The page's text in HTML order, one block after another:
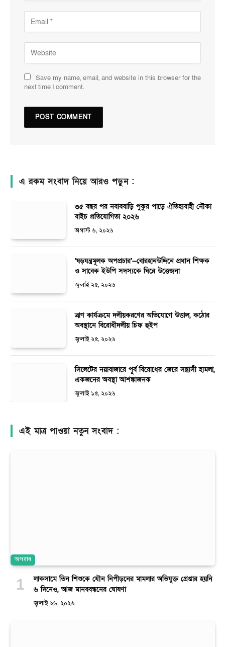
Save my name, email, and website in this browser for the
next time I comment.
এ রকম সংবাদ নিয়ে আরও পড়ুন :
৩৫ বছর পর নবাববাড়ি পুকুর পাড়ে ঐতিহ্যবাহী নৌকা
বাইচ প্রতিযোগিতা ২০২৬
অগাস্ট ৬, ২০২৬
‘ষড়যন্ত্রমূলক অপপ্রচার’—বোরহানউদ্দিনে প্রধান শিক্ষক
ও সাবেক ইউপি সদস্যকে ঘিরে উত্তেজনা
জুলাই ২৫, ২০২৬
ত্রাণ কার্যক্রমে দলীয়করণের অভিযোগে উত্তাল, কঠোর
অবস্থানে বিরোধীদলীয় চিফ হুইপ
জুলাই ২৫, ২০২৬
সিলেটের নয়াবাজারে পূর্ব বিরোধের জেরে সন্ত্রাসী হামলা,
একজনের অবস্থা আশঙ্কাজনক
জুলাই ১৫, ২০২৬
এই মাত্র পাওয়া নতুন সংবাদ :
অপরাধ
লাকসামে তিন শিশুকে যৌন নিপীড়নের মামলার অভিযুক্ত গ্রেপ্তার হয়নি
৬ দিনেও, আজ মানববন্ধনের ঘোষণা
জুলাই ২৬, ২০২৬